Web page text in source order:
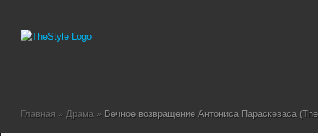
Главная » Драма » Вечное возвращение Антониса Параскеваса